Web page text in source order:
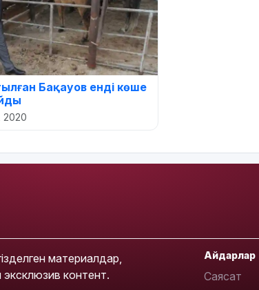
Бақауов енді көше
2020
материалдар,
эксклюзив контент.
Айдарлар
Саясат